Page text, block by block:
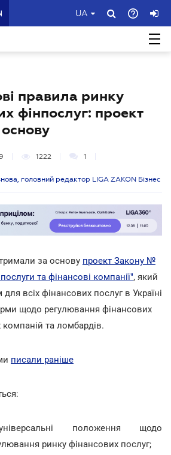
UA
правила ринку
фінпослуг: проект
1222 1
головний редактор LIGA ZAKON Бізнес
за основу проект Закону №
та фінансові компанії", який
всіх фінансових послуг в Україні
щодо регулювання фінансових
та ломбардів.
писали раніше
положення щодо
ринку фінансових послуг;